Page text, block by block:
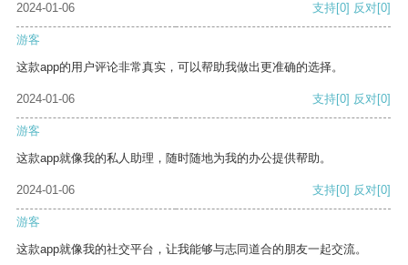
2024-01-06
支持[0] 反对[0]
游客
这款app的用户评论非常真实，可以帮助我做出更准确的选择。
2024-01-06 支持[0] 反对[0]
游客
这款app就像我的私人助理，随时随地为我的办公提供帮助。
2024-01-06 支持[0] 反对[0]
游客
这款app就像我的社交平台，让我能够与志同道合的朋友一起交流。